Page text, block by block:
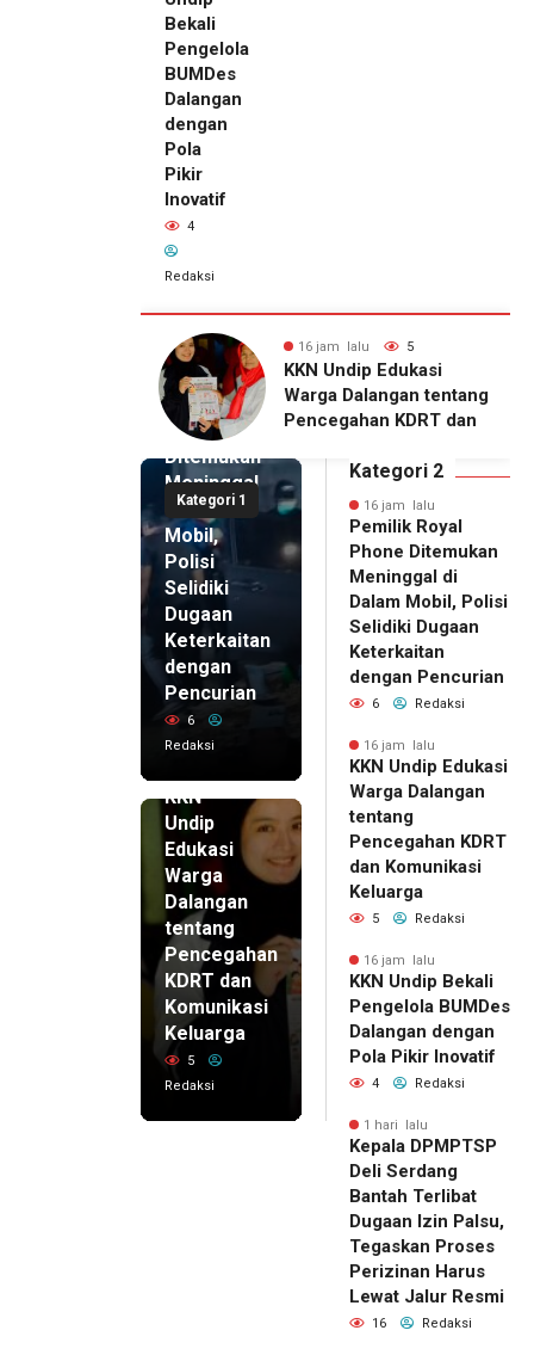
Bekali
Pengelola
BUMDes
Dalangan
dengan
Pola
Pikir
Inovatif
4
Redaksi
16 jam lalu 4
KKN Undip Bekali
Pengelola BUMDes
Dalangan dengan Pola
Kategori 1
16 jam lalu
Pemilik
Royal
Phone
Ditemukan
Meninggal
di Dalam
Mobil,
Polisi
Selidiki
Dugaan
Keterkaitan
dengan
Pencurian
6
Redaksi
KKN
Undip
Edukasi
Warga
Dalangan
tentang
Pencegahan
KDRT dan
Komunikasi
Keluarga
5
Redaksi
Kategori 2
16 jam lalu
Pemilik Royal
Phone Ditemukan
Meninggal di
Dalam Mobil, Polisi
Selidiki Dugaan
Keterkaitan
dengan Pencurian
6 Redaksi
16 jam lalu
KKN Undip Edukasi
Warga Dalangan
tentang
Pencegahan KDRT
dan Komunikasi
Keluarga
5 Redaksi
16 jam lalu
KKN Undip Bekali
Pengelola BUMDes
Dalangan dengan
Pola Pikir Inovatif
4 Redaksi
1 hari lalu
Kepala DPMPTSP
Deli Serdang
Bantah Terlibat
Dugaan Izin Palsu,
Tegaskan Proses
Perizinan Harus
Lewat Jalur Resmi
16 Redaksi